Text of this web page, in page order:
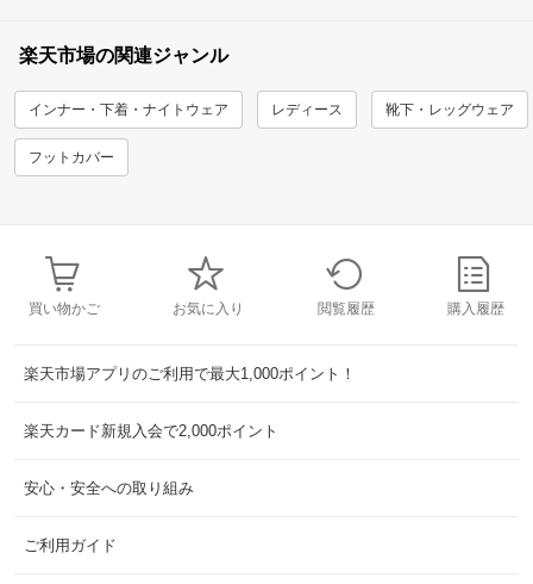
楽天市場の関連ジャンル
インナー・下着・ナイトウェア レディース 靴下・レッグウェア
フットカバー
買い物かご お気に入り 閲覧履歴 購入履歴
楽天市場アプリのご利用で最大1,000ポイント！
楽天カード新規入会で2,000ポイント
安心・安全への取り組み
ご利用ガイド